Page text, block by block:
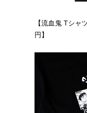
【流血鬼 Tシャ
円】